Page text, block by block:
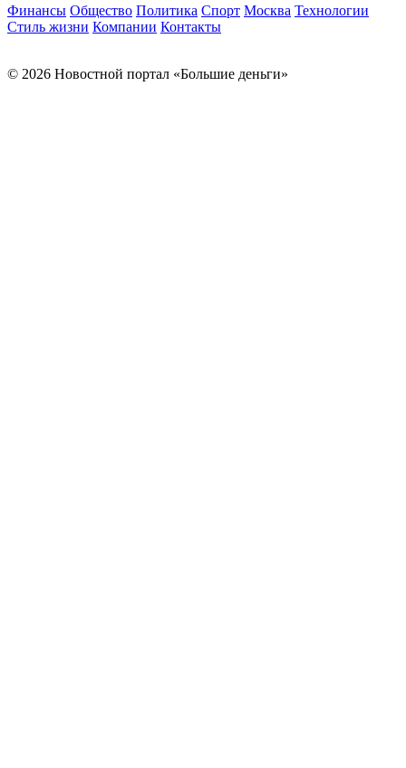
Финансы Общество Политика Спорт Москва Технологии
Стиль жизни Компании Контакты
© 2026 Новостной портал «Большие деньги»